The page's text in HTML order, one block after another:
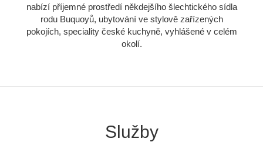
nabízí příjemné prostředí někdejšího šlechtického sídla
rodu Buquoyů, ubytování ve stylově zařízených
pokojích, speciality české kuchyně, vyhlášené v celém
okolí.
Služby